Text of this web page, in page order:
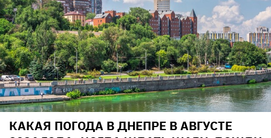
КАКАЯ ПОГОДА В ДНЕПРЕ В АВГУСТЕ